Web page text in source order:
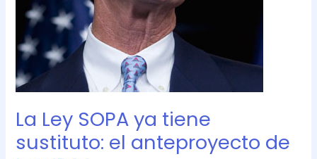
La Ley SOPA ya tiene
sustituto: el anteproyecto de
IPAA